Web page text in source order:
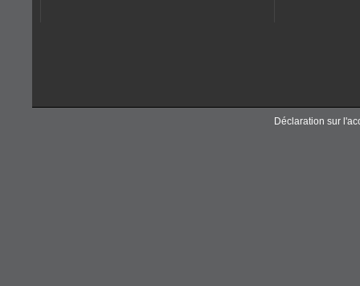
Déclaration sur